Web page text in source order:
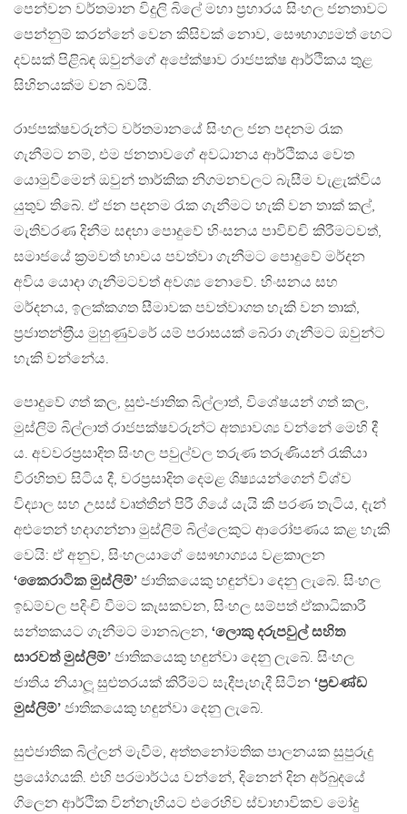
පෙන්වන වර්තමාන විදුලි බිලේ මහා ප‍්‍රහාරය සිංහල ජනතාවට
පෙන්නුම් කරන්නේ වෙන කිසිවක් නොව, සෞභාග්‍යමත් හෙට
දවසක් පිළිබඳ ඔවුන්ගේ අපේක්ෂාව රාජපක්ෂ ආර්ථිකය තුළ
සිහිනයක්ම වන බවයි.
රාජපක්ෂවරුන්ට වර්තමානයේ සිංහල ජන පදනම රැක
ගැනීමට නම්, එම ජනතාවගේ අවධානය ආර්ථිකය වෙත
යොමුවීමෙන් ඔවුන් තාර්කික නිගමනවලට බැසීම වැළැක්විය
යුතුව තිබේ. ඒ ජන පදනම රැක ගැනීමට හැකි වන තාක් කල්,
මැතිවරණ දිනීම සඳහා පොදුවේ හිංසනය පාවිච්චි කිරීමටවත්,
සමාජයේ ක‍්‍රමවත් භාවය පවත්වා ගැනීමට පොදුවේ මර්දන
අවිය යොදා ගැනීමටවත් අවශ්‍ය නොවේ. හිංසනය සහ
මර්දනය, ඉලක්කගත සීමාවක පවත්වාගත හැකි වන තාක්,
ප‍්‍රජාතන්ත‍්‍රීය මුහුණුවරේ යම් පරාසයක් බේරා ගැනීමට ඔවුන්ට
හැකි වන්නේය.
පොදුවේ ගත් කල, සුළු-ජාතික බිල්ලාත්, විශේෂයන් ගත් කල,
මුස්ලිම් බිල්ලාත් රාජපක්ෂවරුන්ට අත්‍යාවශ්‍ය වන්නේ මෙහි දී
ය. අවවරප‍්‍රසාදිත සිංහල පවුල්වල තරුණ තරුණියන් රැකියා
විරහිතව සිටිය දී, වරප‍්‍රසාදිත දෙමළ ශිෂ්‍යයන්ගෙන් විශ්ව
විද්‍යාල සහ උසස් වෘත්තීන් පිරී ගියේ යැයි කී පරණ තැටිය, දැන්
අළුතෙන් හදාගන්නා මුස්ලිම් බිල්ලෙකුට ආරෝපණය කළ හැකි
වෙයි: ඒ අනුව, සිංහලයාගේ සෞභාග්‍යය වළකාලන
‘කෛරාටික මුස්ලිම්’ ජාතිකයෙකු හඳුන්වා දෙනු ලැබේ. සිංහල
ඉඩම්වල පදිංචි වීමට කැසකවන, සිංහල සම්පත් ඒකාධිකාරී
සන්තකයට ගැනීමට මානබලන, ‘ලොකු දරුපවුල් සහිත
සාරවත් මුස්ලිම්’ ජාතිකයෙකු හඳුන්වා දෙනු ලැබේ. සිංහල
ජාතිය නියාලූ සුළුතරයක් කිරීමට සැදීපැහැදී සිටින ‘ප‍්‍රචණ්ඩ
මුස්ලිම්’ ජාතිකයෙකු හඳුන්වා දෙනු ලැබේ.
සුළුජාතික බිල්ලන් මැවීම, අත්තනෝමතික පාලනයක සුපුරුදු
ප‍්‍රයෝගයකි. එහි පරමාර්ථය වන්නේ, දිනෙන් දින අර්බුදයේ
ගිලෙන ආර්ථික වින්නැහියට එරෙහිව ස්වාභාවිකව මෝදු